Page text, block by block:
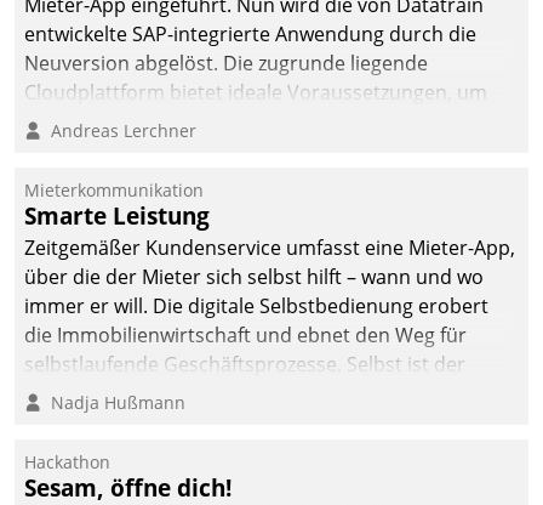
automatisiert, vollständig
und auf Wunsch über
mehrere zuvor
Kommunikationswege bei
entwickelte SAP-integrierte Anwendung durch die
Neuversion abgelöst. Die zugrunde liegende
Cloudplattform bietet ideale Voraussetzungen, um
die Funktionalität der App zu erweitern und weitere
integrieren.
Andreas Lerchner
Mieterkommunikation
Smarte Leistung
Zeitgemäßer Kundenservice umfasst eine Mieter-App,
über die der Mieter sich selbst hilft – wann und wo
immer er will. Die digitale Selbstbedienung erobert
die Immobilienwirtschaft und ebnet den Weg für
selbstlaufende Geschäftsprozesse. Selbst ist der
Kunde und smart der Serviceanbieter.
Nadja Hußmann
Hackathon
Sesam, öffne dich!